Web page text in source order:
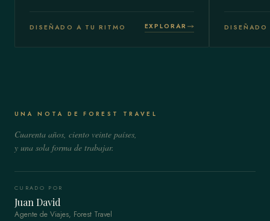
DISEÑADO A TU RITMO EXPLORAR
UNA NOTA DE FOREST TRAVEL
Cuarenta años, ciento veinte países,
y una sola forma de trabajar.
CURADO POR
Juan David
Agente de Viajes, Forest Travel